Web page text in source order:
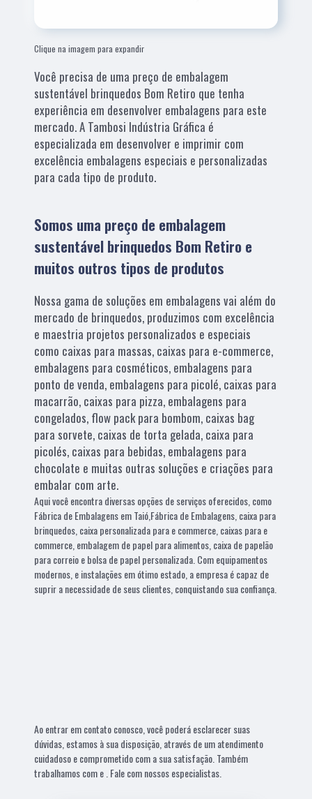
Clique na imagem para expandir
Você precisa de uma preço de embalagem
sustentável brinquedos Bom Retiro que tenha
experiência em desenvolver embalagens para este
mercado. A Tambosi Indústria Gráfica é
especializada em desenvolver e imprimir com
excelência embalagens especiais e personalizadas
para cada tipo de produto.
Somos uma preço de embalagem
sustentável brinquedos Bom Retiro e
muitos outros tipos de produtos
Nossa gama de soluções em embalagens vai além do
mercado de brinquedos, produzimos com excelência
e maestria projetos personalizados e especiais
como caixas para massas, caixas para e-commerce,
embalagens para cosméticos, embalagens para
ponto de venda, embalagens para picolé, caixas para
macarrão, caixas para pizza, embalagens para
congelados, flow pack para bombom, caixas bag
para sorvete, caixas de torta gelada, caixa para
picolés, caixas para bebidas, embalagens para
chocolate e muitas outras soluções e criações para
embalar com arte.
Aqui você encontra diversas opções de serviços oferecidos, como
Fábrica de Embalagens em Taió,Fábrica de Embalagens, caixa para
brinquedos, caixa personalizada para e commerce, caixas para e
commerce, embalagem de papel para alimentos, caixa de papelão
para correio e bolsa de papel personalizada. Com equipamentos
modernos, e instalações em ótimo estado, a empresa é capaz de
suprir a necessidade de seus clientes, conquistando sua confiança.
Ao entrar em contato conosco, você poderá esclarecer suas
dúvidas, estamos à sua disposição, através de um atendimento
cuidadoso e comprometido com a sua satisfação. Também
trabalhamos com e . Fale com nossos especialistas.